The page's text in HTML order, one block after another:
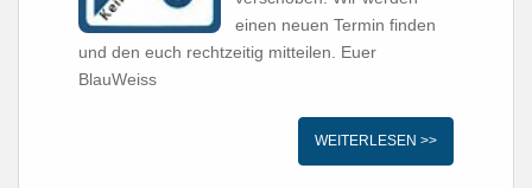
einen neuen Termin finden
und den euch rechtzeitig mitteilen. Euer
BlauWeiss
WEITERLESEN >>